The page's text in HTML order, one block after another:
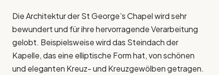
Die Architektur der St George’s Chapel wird sehr
bewundert und für ihre hervorragende Verarbeitung
gelobt. Beispielsweise wird das Steindach der
Kapelle, das eine elliptische Form hat, von schönen
und eleganten Kreuz- und Kreuzgewölben getragen.